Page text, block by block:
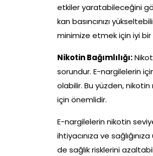
etkiler yaratabileceğini göz
kan basıncınızı
minimize etmek için iyi
Nikotin Bağımlılığı:
sorundur. E-nargilelerin
olabilir. Bu yüzden,
için önemlidir.
E-nargilelerin nikotin
ihtiyacınıza ve
de sağlık risklerini